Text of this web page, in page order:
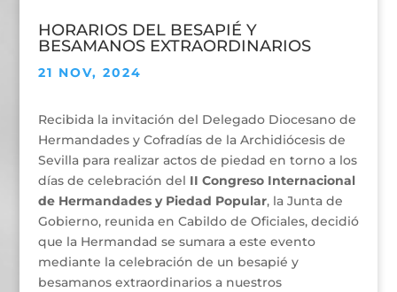
HORARIOS DEL BESAPIÉ Y
BESAMANOS EXTRAORDINARIOS
21 NOV, 2024
Recibida la invitación del Delegado Diocesano de
Hermandades y Cofradías de la Archidiócesis de
Sevilla para realizar actos de piedad en torno a los
días de celebración del II Congreso Internacional
de Hermandades y Piedad Popular, la Junta de
Gobierno, reunida en Cabildo de Oficiales, decidió
que la Hermandad se sumara a este evento
mediante la celebración de un besapié y
besamanos extraordinarios a nuestros